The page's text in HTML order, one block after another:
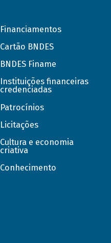
Financiamentos
Cartão BNDES
BNDES Finame
Instituições financeiras
credenciadas
Patrocínios
Licitações
Cultura e economia
criativa
Conhecimento